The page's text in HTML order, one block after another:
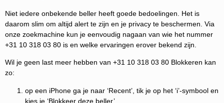
Niet iedere onbekende beller heeft goede bedoelingen. Het is
daarom slim om altijd alert te zijn en je privacy te beschermen. Via
onze zoekmachine kun je eenvoudig nagaan van wie het nummer
+31 10 318 03 80 is en welke ervaringen erover bekend zijn.
Wil je geen last meer hebben van +31 10 318 03 80 Blokkeren kan
zo:
op een iPhone ga je naar ‘Recent’, tik je op het ‘i’-symbool en
kies je ‘Blokkeer deze beller’.